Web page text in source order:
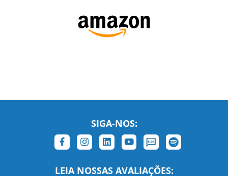
SIGA-NOS:
LEIA NOSSAS AVALIAÇÕES: